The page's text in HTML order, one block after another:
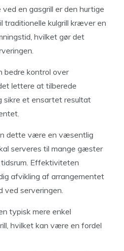
en gasgrill er den hurtige
kulgrill kræver en
hvilket gør det
bedre kontrol over
lettere at tilberede
sikre et ensartet resultat
dette være en væsentlig
serveres til mange gæster
Effektiviteten
afvikling af arrangementet
ved serveringen.
typisk mere enkel
hvilket kan være en fordel